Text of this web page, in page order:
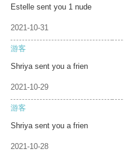
Estelle sent you 1 nude
2021-10-31
游客
Shriya sent you a frien
2021-10-29
游客
Shriya sent you a frien
2021-10-28